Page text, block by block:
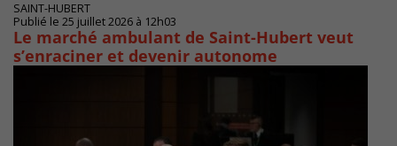
SAINT-HUBERT
Publié le 25 juillet 2026 à 12h03
Le marché ambulant de Saint-Hubert veut
s’enraciner et devenir autonome